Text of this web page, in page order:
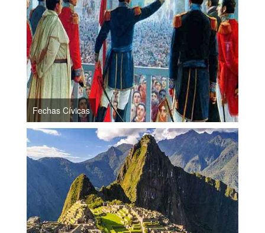
Fechas Cívicas